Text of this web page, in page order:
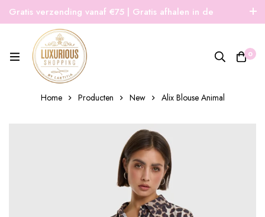
Gratis verzending vanaf €75 | Gratis afhalen in de
winkel | Snelle verzending
0
Home Producten New Alix Blouse Animal